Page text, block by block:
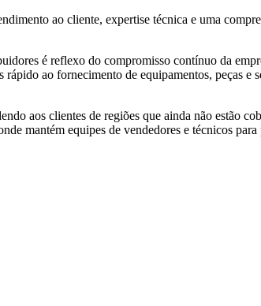
ao cliente, expertise técnica e uma
é reflexo do compromisso contínuo da
ao fornecimento de equipamentos, peças e
aos clientes de regiões que ainda não estão
mantém equipes de vendedores e técnicos